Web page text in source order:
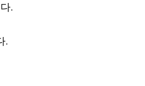
.
.